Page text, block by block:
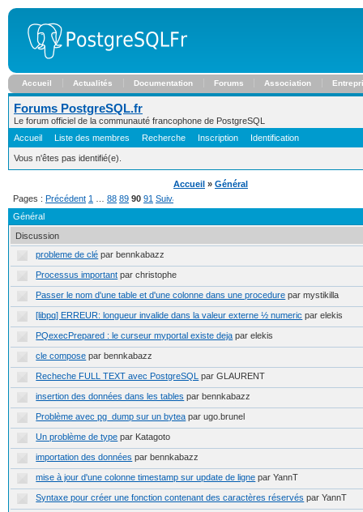
Accueil Actualités Documentation Forums Association
Forums PostgreSQL.fr
Le forum officiel de la communauté francophone de PostgreSQL
Accueil
Liste des membres Recherche Inscription Identification
Vous n'êtes pas identifié(e).
Accueil » Général
Pages : Précédent 1 88 89 90 91 Suivant
Général
Discussion
probleme de clé par bennkabazz
Processus important par christophe
Passer le nom d'une table et d'une colonne dans une procedure par mystikilla
[libpq] ERREUR: longueur invalide dans la valeur externe ½ numeric par elekis
PQexecPrepared : le curseur myportal existe deja par elekis
cle compose par bennkabazz
Recheche FULL TEXT avec PostgreSQL par GLAURENT
insertion des données dans les tables par bennkabazz
Problème avec pg_dump sur un bytea par ugo.brunel
Un problème de type par Katagoto
importation des données par bennkabazz
mise à jour d'une colonne timestamp sur update de ligne par YannT
Syntaxe pour créer une fonction contenant des caractères réservés par YannT